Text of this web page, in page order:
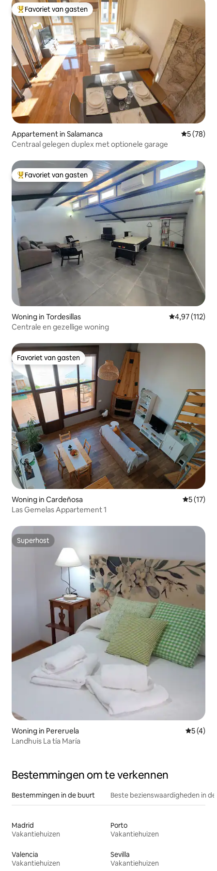
Topfavoriet van gasten
Favoriet van gasten
Appartement in Salamanca
5 (78)
Centraal gelegen duplex met optionele garage
Topfavoriet van gasten
Favoriet van gasten
Woning in Tordesillas Gemiddelde
4,97 (112)
Centrale en gezellige woning
Favoriet van gasten
Favoriet van gasten
Woning in Cardeñosa
5 (17)
Las Gemelas Appartement 1
Superhost
Superhost
Woning in Pereruela
5 (4)
Landhuis La tía María
Bestemmingen om te verkennen
Bestemmingen in de buurt Beste bezienswaardigheden in
Madrid
Vakantiehuizen
Porto
Vakantiehuizen
Valencia
Vakantiehuizen
Sevilla
Vakantiehuizen